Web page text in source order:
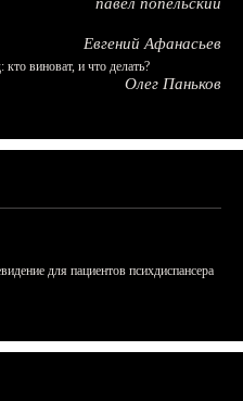
Евгений Афанасьев
виноват, и что делать?
Олег Паньков
для пациентов психдиспансера